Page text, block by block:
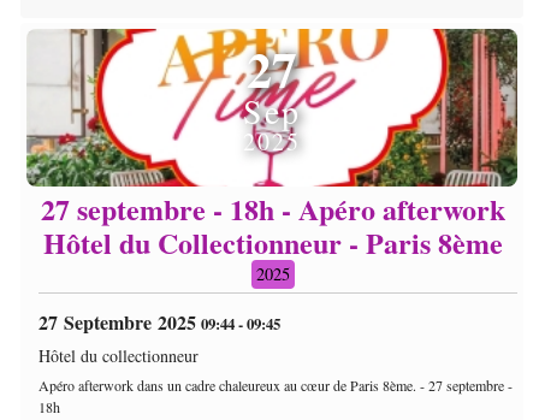
27
Sep
2025
27 septembre - 18h - Apéro afterwork
Hôtel du Collectionneur - Paris 8ème
2025
27 Septembre 2025 09:44-09:45
Hôtel du collectionneur
Apéro afterwork dans un cadre chaleureux au cœur de Paris 8ème. - 27 septembre -
18h